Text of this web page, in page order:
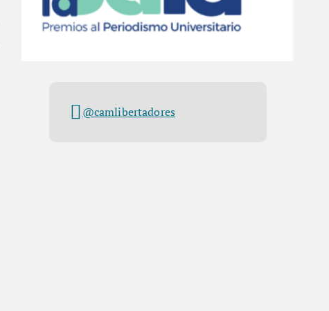
@camlibertadores